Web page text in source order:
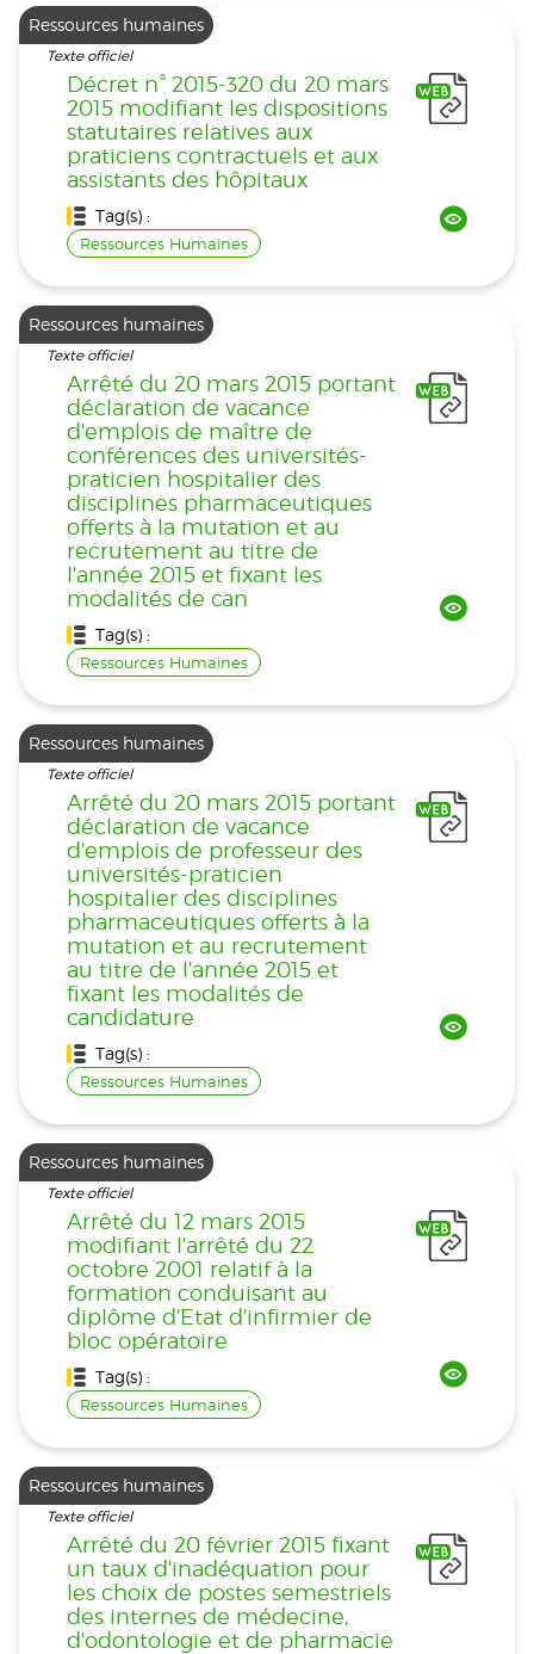
Ressources humaines
Texte officiel
Décret n° 2015-320 du 20 mars
2015 modifiant les dispositions
statutaires relatives aux
praticiens contractuels et aux
assistants des hôpitaux
Tag(s) :
Ressources Humaines
Ressources humaines
Texte officiel
Arrêté du 20 mars 2015 portant
déclaration de vacance
d'emplois de maître de
conférences des universités-
praticien hospitalier des
disciplines pharmaceutiques
offerts à la mutation et au
recrutement au titre de
l'année 2015 et fixant les
modalités de can
Tag(s) :
Ressources Humaines
Ressources humaines
Texte officiel
Arrêté du 20 mars 2015 portant
déclaration de vacance
d'emplois de professeur des
universités-praticien
hospitalier des disciplines
pharmaceutiques offerts à la
mutation et au recrutement
au titre de l'année 2015 et
fixant les modalités de
candidature
Tag(s) :
Ressources Humaines
Ressources humaines
Texte officiel
Arrêté du 12 mars 2015
modifiant l'arrêté du 22
octobre 2001 relatif à la
formation conduisant au
diplôme d'Etat d'infirmier de
bloc opératoire
Tag(s) :
Ressources Humaines
Ressources humaines
Texte officiel
Arrêté du 20 février 2015 fixant
un taux d'inadéquation pour
les choix de postes semestriels
des internes de médecine,
d'odontologie et de pharmacie